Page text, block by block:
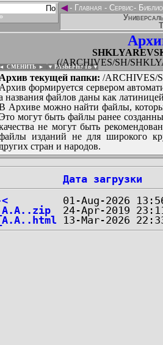
◄- Главная - Сервис-
(/ARCHIVES/SH/
◄ СМЕНИТЬ ► ▼ РАЗВЕРНУТЬ ▼
Архив текущей папки: /ARCHIVES/
Архив формируется сервером
названия файлов даны как
Архиве можно найти файлы,
Это могут быть файлы ранее
не могут быть
изданий не для широкого
других стран и народов.
Дата загрузки